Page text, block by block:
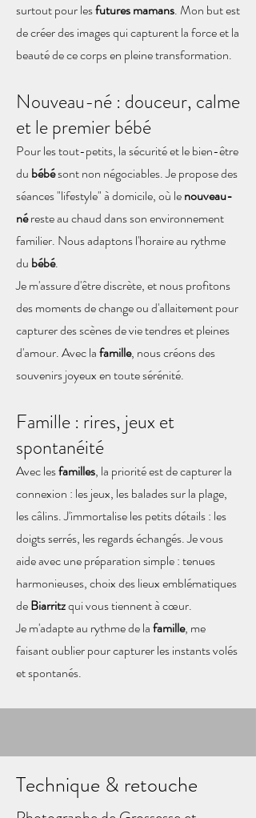
surtout pour lesfutures mamans. Mon but est
de créer des images qui capturent la force et la
beauté de ce corps en pleine transformation.
Nouveau-né : douceur, calme
et le premier bébé
Pour les tout-petits, la sécurité et le bien-être
du bébésont non négociables. Je propose des
séances "lifestyle" à domicile, où lenouveau-
néreste au chaud dans son environnement
familier. Nous adaptons l'horaire au rythme
du bébé.
Je m'assure d'être discrète, et nous profitons
des moments de change ou d'allaitement pour
capturer des scènes de vie tendres et pleines
d'amour. Avec lafamille, nous créons des
souvenirs joyeux en toute sérénité.
Famille : rires, jeux et
spontanéité
Avec lesfamilles, la priorité est de capturer la
connexion : les jeux, les balades sur la plage,
les câlins. J'immortalise les petits détails : les
doigts serrés, les regards échangés. Je vous
aide avec une préparation simple : tenues
harmonieuses, choix des lieux emblématiques
deBiarritzqui vous tiennent à cœur.
Je m'adapte au rythme de lafamille, me
faisant oublier pour capturer les instants volés
et spontanés.
Technique & retouche